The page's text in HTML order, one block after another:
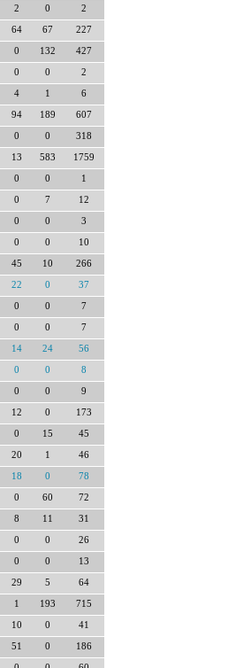
2 0 2
64 67 227
0 132 427
0 0 2
4 1 6
94 189 607
0 0 318
13 583 1759
0 0 1
0 7 12
0 0 3
0 0 10
45 10 266
22 0 37
0 0 7
0 0 7
14 24 56
0 0 8
0 0 9
12 0 173
0 15 45
20 1 46
18 0 78
0 60 72
8 11 31
0 0 26
0 0 13
29 5 64
1 193 715
10 0 41
51 0 186